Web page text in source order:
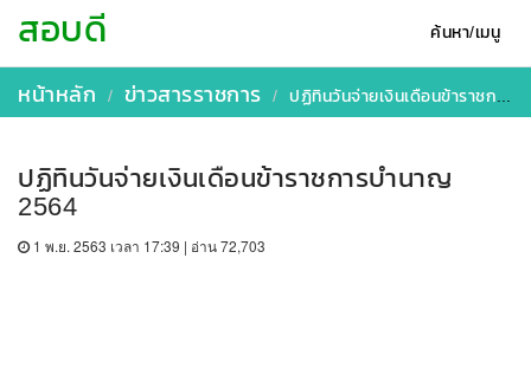
ค้นหา/เมนู
สอบดี
หน้าหลัก ข่าวสารราชการ ปฏิทินวันจ่ายเงินเดือนข้าราชการบำนาญ 2564
ปฏิทินวันจ่ายเงินเดือนข้าราชการบำนาญ
2564
1 พ.ย. 2563 เวลา 17:39 | อ่าน 72,703